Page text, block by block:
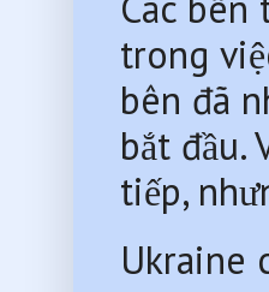
trong
bên đã
bắt đầu.
tiếp,
Ukraine